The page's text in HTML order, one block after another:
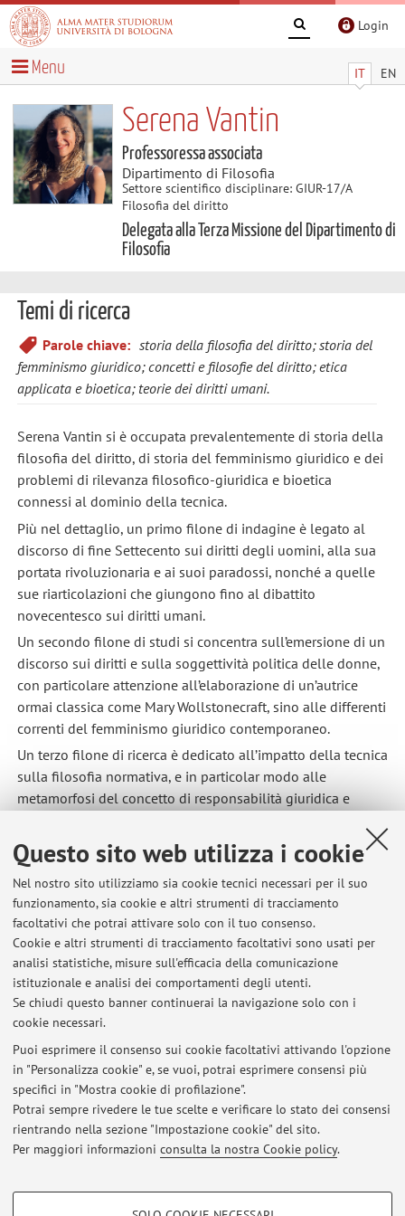
Questo sito web utilizza i cookie
Nel nostro sito utilizziamo sia cookie tecnici necessari per il suo
funzionamento, sia cookie e altri strumenti di tracciamento
facoltativi che potrai attivare solo con il tuo consenso.
Cookie e altri strumenti di tracciamento facoltativi sono usati per
analisi statistiche, misure sull'efficacia della comunicazione
istituzionale e analisi dei comportamenti degli utenti.
Se chiudi questo banner continuerai la navigazione solo con i
cookie necessari.
Puoi esprimere il consenso sui cookie facoltativi attivando l'opzione
in "Personalizza cookie" e, se vuoi, potrai esprimere consensi più
specifici in "Mostra cookie di profilazione".
Potrai sempre rivedere le tue scelte e verificare lo stato dei consensi
rientrando nella sezione "Impostazione cookie" del sito.
Per maggiori informazioni consulta la nostra Cookie policy.
COOKIE DI PROFILAZIONE - FACOLTATIVI
Login
IT EN
Menu
Serena Vantin
Professoressa associata
Dipartimento di Filosofia
Settore scientifico disciplinare: GIUR-17/A
Filosofia del diritto
Delegata alla Terza Missione del Dipartimento di
Filosofia
Temi di ricerca
Parole chiave: storia della filosofia del diritto; storia del
femminismo giuridico; concetti e filosofie del diritto; etica
applicata e bioetica; teorie dei diritti umani.
Serena Vantin si è occupata prevalentemente di storia della
filosofia del diritto, di storia del femminismo giuridico e dei
problemi di rilevanza filosofico-giuridica e bioetica
connessi al dominio della tecnica.
Più nel dettaglio, un primo filone di indagine è legato al
discorso di fine Settecento sui diritti degli uomini, alla sua
portata rivoluzionaria e ai suoi paradossi, nonché a quelle
sue riarticolazioni che giungono fino al dibattito
novecentesco sui diritti umani.
Un secondo filone di studi si concentra sull’emersione di un
discorso sui diritti e sulla soggettività politica delle donne,
con particolare attenzione all’elaborazione di un’autrice
ormai classica come Mary Wollstonecraft, sino alle differenti
correnti del femminismo giuridico contemporaneo.
Un terzo filone di ricerca è dedicato all’impatto della tecnica
sulla filosofia normativa, e in particolar modo alle
metamorfosi del concetto di responsabilità giuridica e
Ultimi avvisi
Seminario "From Abstract Universality to Concrete Universalism. A
Dialogue between Angela Davis and Lélia Gonzalez in the Critique of
Human Rights and Racial Democracy"
Pubblicato il: 03 luglio 2026
E' online il sito del progetto TAHR
Pubblicato il: 29 gennaio 2026
Avviso: spostamento delle aule delle lezioni di martedì 9 dicembre e
mercoledì 10 dicembre (Bioetica)
Pubblicato il: 02 dicembre 2025